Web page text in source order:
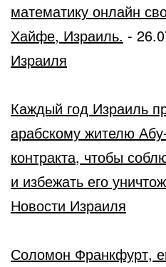
математику онлайн
Хайфе, Израиль. -
Израиля
Каждый год Израиль
арабскому жителю
контракта, чтобы
и избежать его
Новости Израиля
Соломон Франкфурт,